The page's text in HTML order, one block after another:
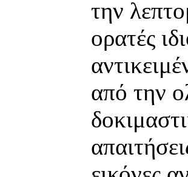
την
ορατές
από την